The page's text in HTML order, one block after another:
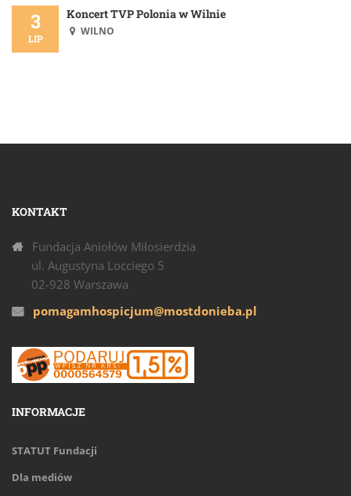
3
LIP
Koncert TVP Polonia w Wilnie
WILNO
KONTAKT
Fundacja Aniołów Miłosierdzia
ul. Augustyna Locciego 5
02-928 Warszawa
pomagamhospicjum@mostdonieba.pl
INFORMACJE
STATUT Fundacji
Dla mediów